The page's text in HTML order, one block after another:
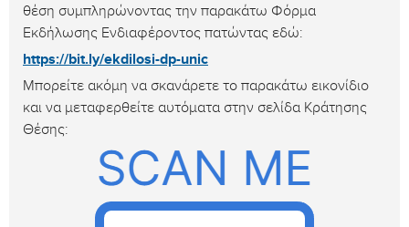
θέση συμπληρώνοντας την παρακάτω Φόρμα
Εκδήλωσης Ενδιαφέροντος πατώντας εδώ:
https://bit.ly/ekdilosi-dp-unic
Μπορείτε ακόμη να σκανάρετε το παρακάτω εικονίδιο
και να μεταφερθείτε αυτόματα στην σελίδα Κράτησης
Θέσης: